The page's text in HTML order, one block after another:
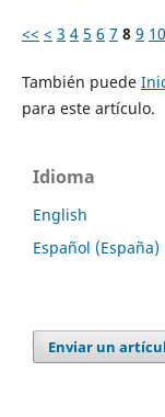
<< < 3 4 5 6 7 8 9 10
También puede
para este artículo.
Idioma
English
Español (España)
Enviar un